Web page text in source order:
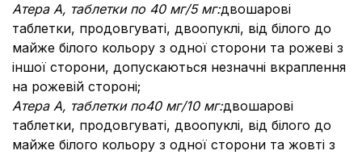
Атера А, таблетки по 40 мг/5 мг:двошарові
таблетки, продовгуваті, двоопуклі, від білого до
майже білого кольору з одної сторони та рожеві з
іншої сторони, допускаються незначні вкраплення
на рожевій стороні;
Атера А, таблетки по40 мг/10 мг:двошарові
таблетки, продовгуваті, двоопуклі, від білого до
майже білого кольору з одної сторони та жовті з